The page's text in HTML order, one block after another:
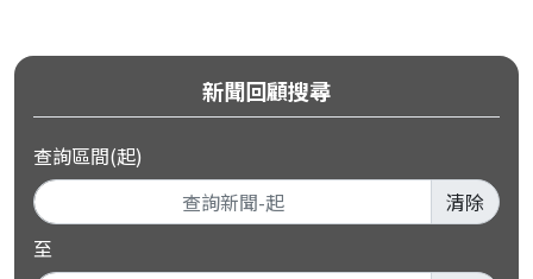
新聞回顧搜尋
查詢區間(起)
清除
至